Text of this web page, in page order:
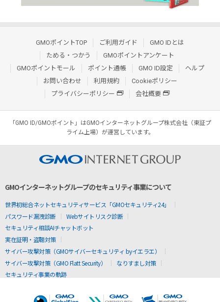
GMOポイントTOP ご利用ガイド
GMO IDとは
ためる・つかう
GMOポイントアンケート
GMOポイントモール
ポイント通帳 GMO ID設定
ヘルプ
お問い合わせ
利用規約
Cookieポリシー
プライバシーポリシー
会社概要
「GMO ID/GMOポイント」はGMOインターネットグループ株式会社（東証プ
ライム上場）が運営しています。
GMOインターネットグループのセキュリティ事業について
世界初総合ネットセキュリティサービス「GMOセキュリティ24」
パスワード漏洩診断
Webサイトリスク診断
セキュリティ相談AIチャットボット
実在証明・盗聴対策
サイバー攻撃対策（GMOサイバーセキュリティ byイエラエ）
サイバー攻撃対策（GMO Flatt Security）
なりすまし対策
セキュリティ事業の軌跡